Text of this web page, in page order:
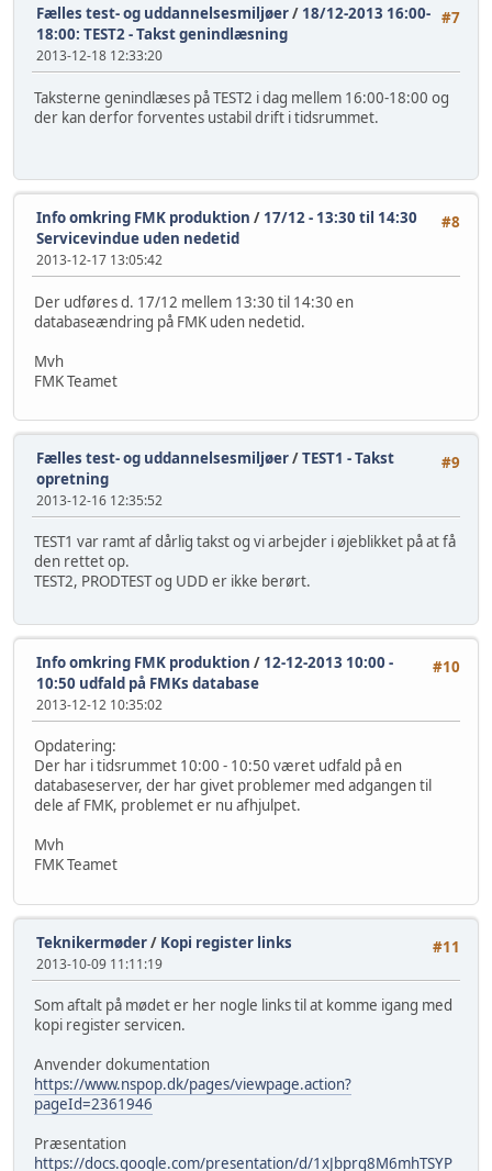
#7
Fælles test- og uddannelsesmiljøer/ 18/12-2013 16:00-
18:00: TEST2 - Takst genindlæsning
2013-12-18 12:33:20
Taksterne genindlæses på TEST2 i dag mellem 16:00-18:00 og
der kan derfor forventes ustabil drift i tidsrummet.
#8
Info omkring FMK produktion / 17/12 - 13:30 til 14:30
Servicevindue uden nedetid
2013-12-17 13:05:42
Der udføres d. 17/12 mellem 13:30 til 14:30 en
databaseændring på FMK uden nedetid.
Mvh
FMK Teamet
#9
Fælles test- og uddannelsesmiljøer/TEST1 - Takst
opretning
2013-12-16 12:35:52
TEST1 var ramt af dårlig takst og vi arbejder i øjeblikket på at få
den rettet op.
TEST2, PRODTEST og UDD er ikke berørt.
#10
Info omkring FMK produktion / 12-12-2013 10:00 -
10:50 udfald på FMKs database
2013-12-12 10:35:02
Opdatering:
Der har i tidsrummet 10:00 - 10:50 været udfald på en
databaseserver, der har givet problemer med adgangen til
dele af FMK, problemet er nu afhjulpet.
Mvh
FMK Teamet
#11
Teknikermøder/ Kopi register links
2013-10-09 11:11:19
Som aftalt på mødet er her nogle links til at komme igang med
kopi register servicen.
Anvender dokumentation
https://www.nspop.dk/pages/viewpage.action?
pageId=2361946
Præsentation
https://docs.google.com/presentation/d/1xJbprg8M6mhTSYP